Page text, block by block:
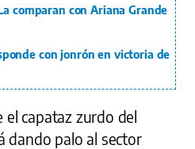
comparan con Ariana Grande
con jonrón en victoria de
el capataz zurdo del
dando palo al sector